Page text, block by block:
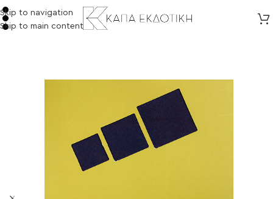
Skip to navigation
Skip to main content